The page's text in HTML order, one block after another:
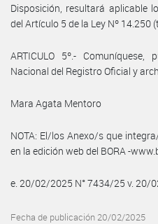
Disposición, resultará aplicable
del Artículo 5 de la Ley Nº 14.250
ARTICULO 5º.-
Nacional del Registro Oficial y
Mara Agata Mentoro
NOTA: El/los Anexo/s que
en la edición web del BORA -
e. 20/02/2025 N° 7434/25 v. 20/
Fecha de publicación 20/02/2025